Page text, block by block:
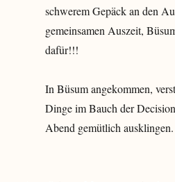
schwerem Gepäck an den
gemeinsamen Auszeit,
dafür!!!
In Büsum angekommen,
Dinge im Bauch der
Abend gemütlich ausklingen.